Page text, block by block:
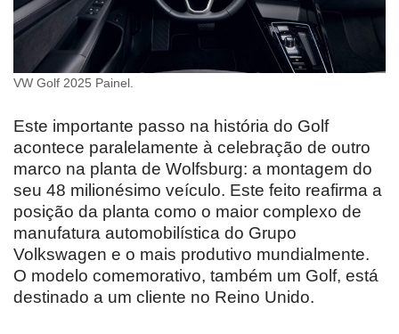
VW Golf 2025 Painel.
Este importante passo na história do Golf
acontece paralelamente à celebração de outro
marco na planta de Wolfsburg: a montagem do
seu 48 milionésimo veículo. Este feito reafirma a
posição da planta como o maior complexo de
manufatura automobilística do Grupo
Volkswagen e o mais produtivo mundialmente.
O modelo comemorativo, também um Golf, está
destinado a um cliente no Reino Unido.